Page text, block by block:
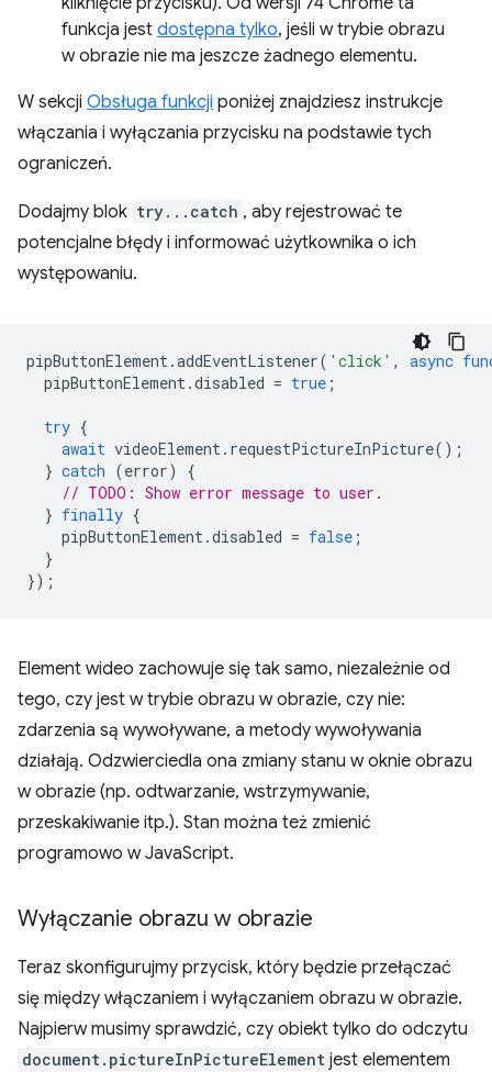
funkcja jest dostępna tylko, jeśli w trybie obrazu
w obrazie nie ma jeszcze żadnego elementu.
W sekcji Obsługa funkcji poniżej znajdziesz instrukcje
włączania i wyłączania przycisku na podstawie tych
ograniczeń.
Dodajmy blok try...catch , aby rejestrować te
potencjalne błędy i informować użytkownika o ich
występowaniu.
pipButtonElement.addEventListener( 'click' , async
pipButtonElement.disabled = true ;
try {
await videoElement. requestPictureInPicture();
} catch (error)
{
// TODO: Show error message to user.
} finally {
pipButtonElement.disabled = false ;
}
});
Element wideo zachowuje się tak samo, niezależnie od
tego, czy jest w trybie obrazu w obrazie, czy nie:
zdarzenia są wywoływane, a metody wywoływania
działają. Odzwierciedla ona zmiany stanu w oknie obrazu
w obrazie (np. odtwarzanie, wstrzymywanie,
przeskakiwanie itp.). Stan można też zmienić
programowo w JavaScript.
Wyłączanie obrazu w obrazie
Teraz skonfigurujmy przycisk, który będzie przełączać
się między włączaniem i wyłączaniem obrazu w obrazie.
Najpierw musimy sprawdzić, czy obiekt tylko do odczytu
document.pictureInPictureElement jest elementem